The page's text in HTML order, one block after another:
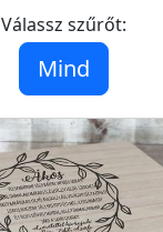
Válassz szűrőt:
Mind